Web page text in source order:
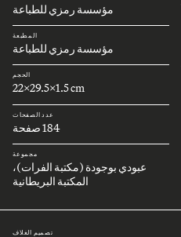
مؤسسة رمزي للطباعة
المطبعة
مؤسسة رمزي للطباعة
الحجم
22x29.5x1.5 cm
عدد الصفحات
184 صفحة
مجموعة
عبودي بوجودة (مكتبة الفرات)،
المكتبة البريطانية
تصميم الغلاف